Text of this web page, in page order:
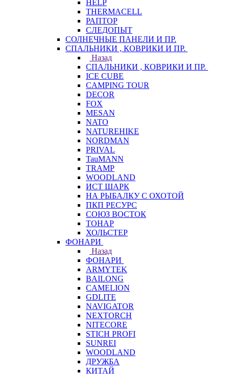
HELP
THERMACELL
РАПТОР
СЛЕДОПЫТ
СОЛНЕЧНЫЕ ПАНЕЛИ И ПР.
СПАЛЬНИКИ , КОВРИКИ И ПР.
Назад
СПАЛЬНИКИ , КОВРИКИ И ПР.
ICE CUBE
CAMPING TOUR
DECOR
FOX
MESAN
NATO
NATUREHIKE
NORDMAN
PRIVAL
TauMANN
TRAMP
WOODLAND
ИСТ ШАРК
НА РЫБАЛКУ С ОХОТОЙ
ПКП РЕСУРС
СОЮЗ ВОСТОК
ТОНАР
ХОЛЬСТЕР
ФОНАРИ
Назад
ФОНАРИ
ARMYTEK
BAILONG
CAMELION
GDLITE
NAVIGATOR
NEXTORCH
NITECORE
STICH PROFI
SUNREI
WOODLAND
ДРУЖБА
КИТАЙ